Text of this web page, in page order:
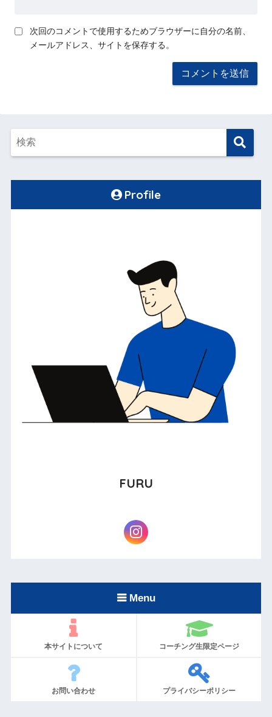
次回のコメントで使用するためブラウザーに自分の名前、
メールアドレス、サイトを保存する。
Profile
FURU
Menu
本サイトについて コーチング生限定ページ
お問い合わせ プライバシーポリシー